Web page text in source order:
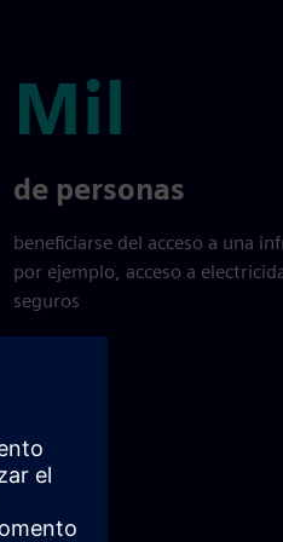
Mil
Mil
de personas
beneficiarse del acceso a una
por ejemplo, acceso a
seguros